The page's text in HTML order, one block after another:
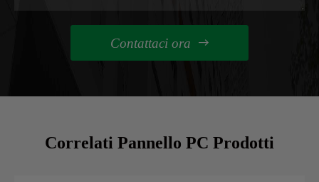
Contattaci ora 
Correlati Pannello PC Prodotti